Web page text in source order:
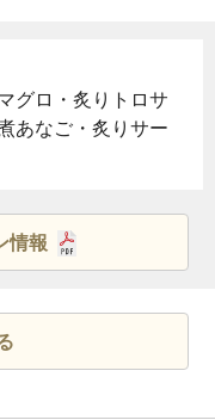
グロ・炙りトロサ
あなご・炙りサー
情報